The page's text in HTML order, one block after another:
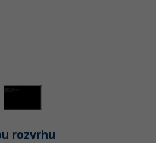
rozvrhu